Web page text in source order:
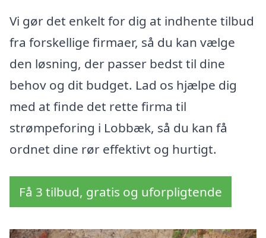
Vi gør det enkelt for dig at indhente tilbud
fra forskellige firmaer, så du kan vælge
den løsning, der passer bedst til dine
behov og dit budget. Lad os hjælpe dig
med at finde det rette firma til
strømpeforing i Lobbæk, så du kan få
ordnet dine rør effektivt og hurtigt.
Få 3 tilbud, gratis og uforpligtende